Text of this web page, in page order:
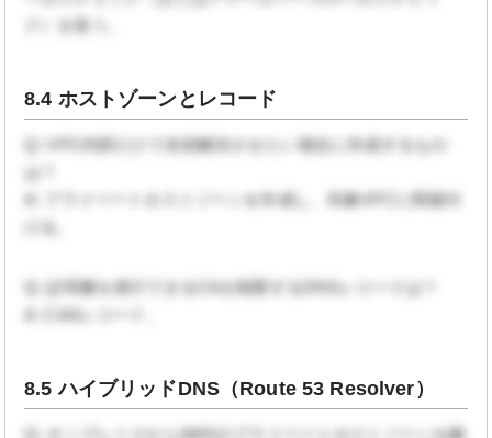
ク）を使う。
8.4 ホストゾーンとレコード
Q: VPC内部だけで名前解決させたい場合に作成するもの
A: プライベートホストゾーンを作成し、対象VPCに関連付
Q: 証明書を発行できるCAを制限するDNSレコードは？
A: CAAレコード。
8.5 ハイブリッドDNS（Route 53 Resolver）
Q: オンプレミスからAWSのプライベートホストゾーンを解